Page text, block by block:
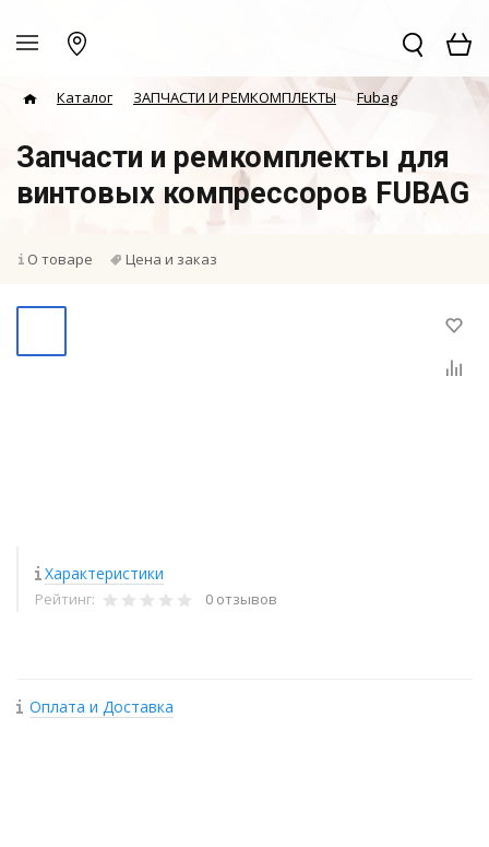
Каталог ЗАПЧАСТИ И РЕМКОМПЛЕКТЫ Fubag
Запчасти и ремкомплекты для
винтовых компрессоров FUBAG
О товаре Цена и заказ
Характеристики
Рейтинг: 0 отзывов
Оплата и Доставка